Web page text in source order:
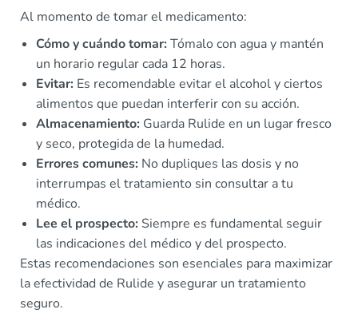
Al momento de tomar el medicamento:
Cómo y cuándo tomar:Tómalo con agua y mantén
un horario regular cada 12 horas.
Evitar: Es recomendable evitar el alcohol y ciertos
alimentos que puedan interferir con su acción.
Almacenamiento: Guarda Rulide en un lugar fresco
y seco, protegida de la humedad.
Errores comunes: No dupliques las dosis y no
interrumpas el tratamiento sin consultar a tu
médico.
Lee el prospecto: Siempre es fundamental seguir
las indicaciones del médico y del prospecto.
Estas recomendaciones son esenciales para maximizar
la efectividad de Rulide y asegurar un tratamiento
seguro.